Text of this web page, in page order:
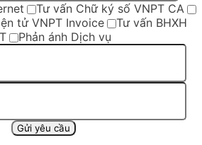
Tư vấn Chữ ký số VNPT CA
tử VNPT Invoice
Tư vấn BHXH
Phản ánh Dịch vụ